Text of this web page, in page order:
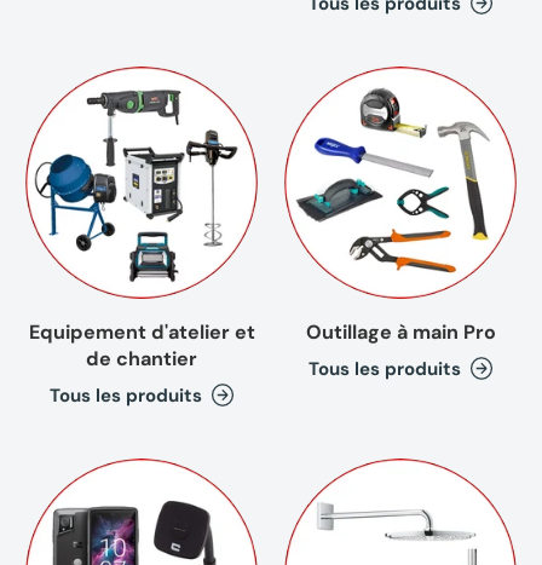
Equipement d'atelier et
de chantier
Tous les produits
Outillage à main Pro
Tous les produits